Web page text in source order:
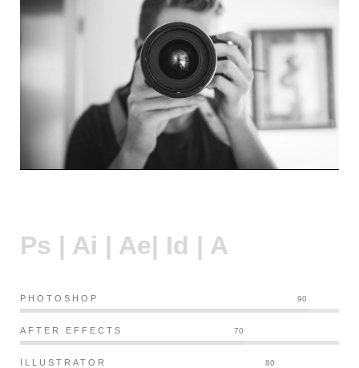
Ps | Ai | Ae| Id | A
PHOTOSHOP 90
AFTER EFFECTS 70
ILLUSTRATOR 80